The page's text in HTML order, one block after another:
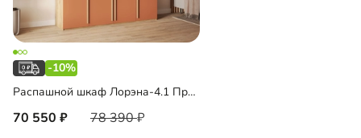
-10%
Распашной шкаф Лорэна-4.1 Премиум Эко с антресолью
70 550 78 390